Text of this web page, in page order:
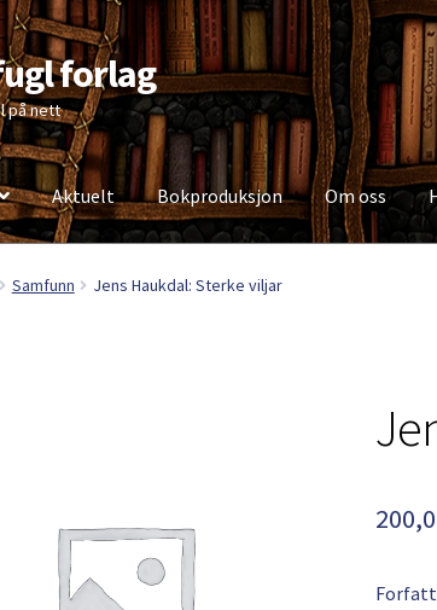
forlag
på nett
Aktuelt Bokproduksjon Om oss
Antikvariske bøker Handlekurv
Samfunn Jens Haukdal: Sterke viljar